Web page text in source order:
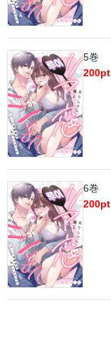
5巻
200pt
6巻
200pt